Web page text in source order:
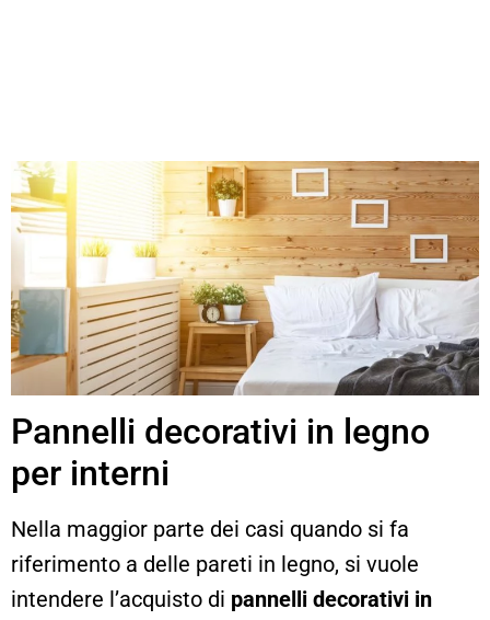
Pannelli decorativi in legno
per interni
Nella maggior parte dei casi quando si fa
riferimento a delle pareti in legno, si vuole
intendere l’acquisto di pannelli decorativi in